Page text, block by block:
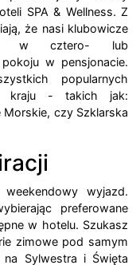
SPA & Wellness. Z
że nasi klubowicze
w cztero- lub
w pensjonacie.
popularnych
kraju - takich jak:
Morskie, czy Szklarska
wyjazd.
preferowane
w hotelu. Szukasz
zimowe pod samym
Sylwestra i Święta